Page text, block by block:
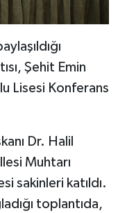
Şehit Emin
Lisesi Konferans
Dr. Halil
Muhtarı
sakinleri katıldı.
toplantıda,